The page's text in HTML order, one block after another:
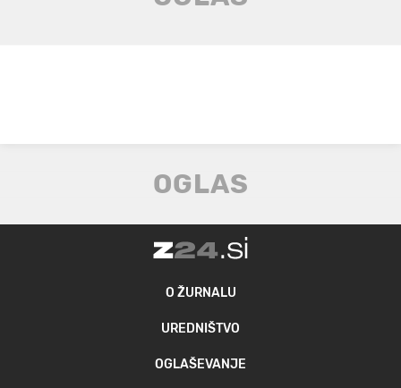
O ŽURNALU
UREDNIŠTVO
OGLAŠEVANJE